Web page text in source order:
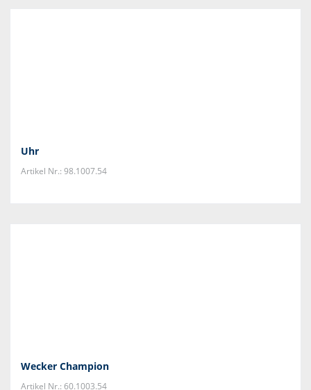
Uhr
Artikel Nr.: 98.1007.54
Wecker Champion
Artikel Nr.: 60.1003.54